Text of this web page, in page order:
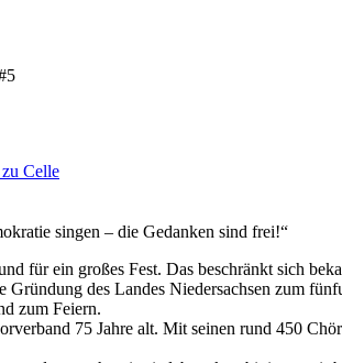
Celle
singen – die Gedanken sind frei!“
für ein großes Fest. Das beschränkt sich
Gründung des Landes Niedersachsen zum
zum Feiern.
75 Jahre alt. Mit seinen rund 450